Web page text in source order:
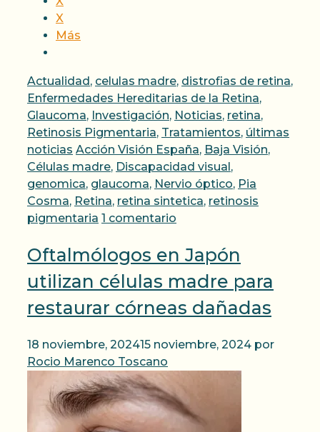
X
Más
Categorías
Actualidad , celulas madre, distrofias de retina,
Enfermedades Hereditarias de la Retina,
Glaucoma, Investigación, Noticias, retina,
Retinosis Pigmentaria, Tratamientos, últimas
noticias Etiquetas
Acción Visión España, Baja Visión,
Células madre, Discapacidad visual ,
genomica, glaucoma, Nervio óptico, Pia
Cosma, Retina, retina sintetica, retinosis
pigmentaria 1 comentario
Oftalmólogos en Japón
utilizan células madre para
restaurar córneas dañadas
18 noviembre, 202415 noviembre, 2024 por
Rocio Marenco Toscano